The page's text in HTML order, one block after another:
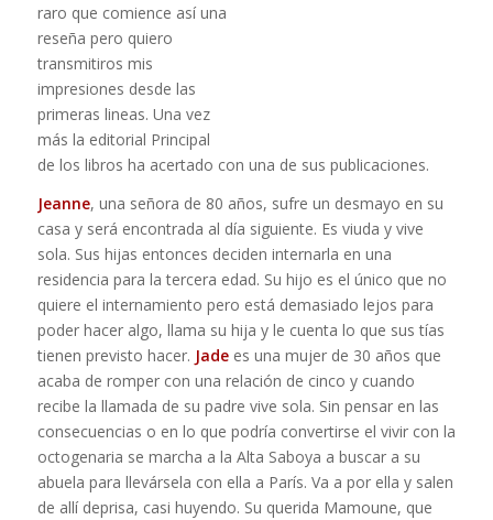
raro que comience así una
reseña pero quiero
transmitiros mis
impresiones desde las
primeras lineas. Una vez
más la editorial Principal
de los libros ha acertado con una de sus publicaciones.
Jeanne, una señora de 80 años, sufre un desmayo en su
casa y será encontrada al día siguiente. Es viuda y vive
sola. Sus hijas entonces deciden internarla en una
residencia para la tercera edad. Su hijo es el único que no
quiere el internamiento pero está demasiado lejos para
poder hacer algo, llama su hija y le cuenta lo que sus tías
tienen previsto hacer. Jadees una mujer de 30 años que
acaba de romper con una relación de cinco y cuando
recibe la llamada de su padre vive sola. Sin pensar en las
consecuencias o en lo que podría convertirse el vivir con la
octogenaria se marcha a la Alta Saboya a buscar a su
abuela para llevársela con ella a París. Va a por ella y salen
de allí deprisa, casi huyendo. Su querida Mamoune, que